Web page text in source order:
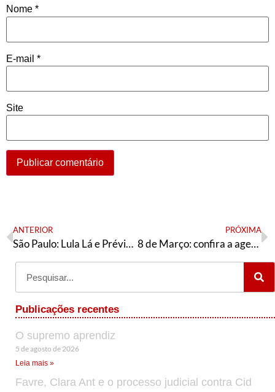
Nome *
E-mail *
Site
ANTERIOR
São Paulo: Lula Lá e Prévias Já!
PRÓXIMA
8 de Março: confira a agenda de atos programados em cada estado
Publicações recentes
O supremo aprendiz
5 de agosto de 2026
Leia mais »
Favre, Clara Ant e o processo judicial contra Cid